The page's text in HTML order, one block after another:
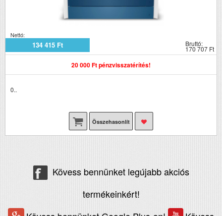
Nettó:
134 415 Ft Bruttó:
170 707 Ft
20 000 Ft pénzvisszatérítés!
0..
Összehasonlít
Kövess bennünket legújabb akciós
termékeinkért!